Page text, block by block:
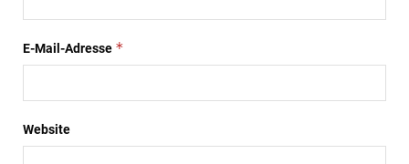
E-Mail-Adresse *
Website